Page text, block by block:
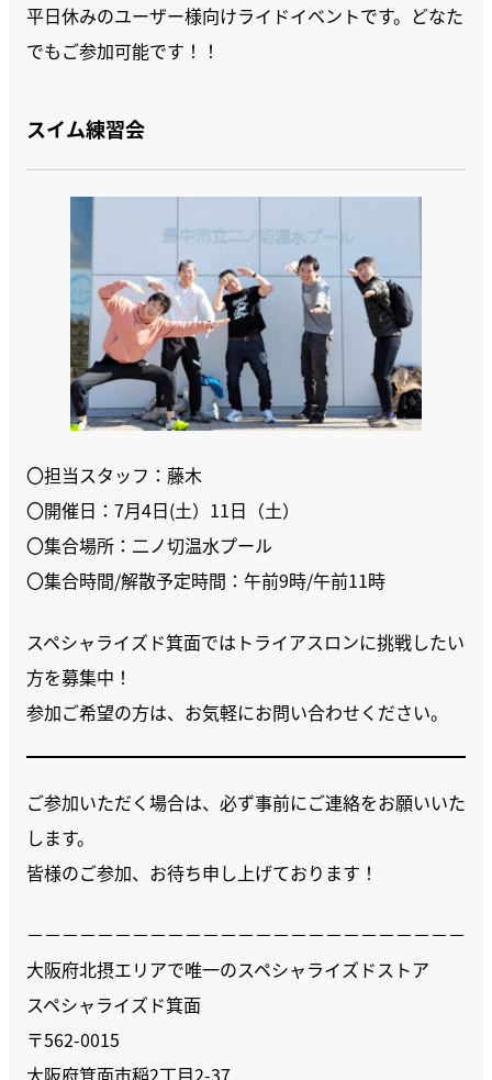
平日休みのユーザー様向けライドイベントです。どなた
でもご参加可能です！！
スイム練習会
〇担当スタッフ：藤木
〇開催日：7月4日(土）11日（土）
〇集合場所：二ノ切温水プール
〇集合時間/解散予定時間：午前9時/午前11時
スペシャライズド箕面ではトライアスロンに挑戦したい
方を募集中！
参加ご希望の方は、お気軽にお問い合わせください。
ご参加いただく場合は、必ず事前にご連絡をお願いいた
します。
皆様のご参加、お待ち申し上げております！
－－－－－－－－－－－－－－－－－－－－－－－－－
大阪府北摂エリアで唯一のスペシャライズドストア
スペシャライズド箕面
〒562-0015
大阪府箕面市稲2丁目2-37